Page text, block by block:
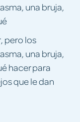
una bruja,
pero los
una bruja,
hacer para
que le dan